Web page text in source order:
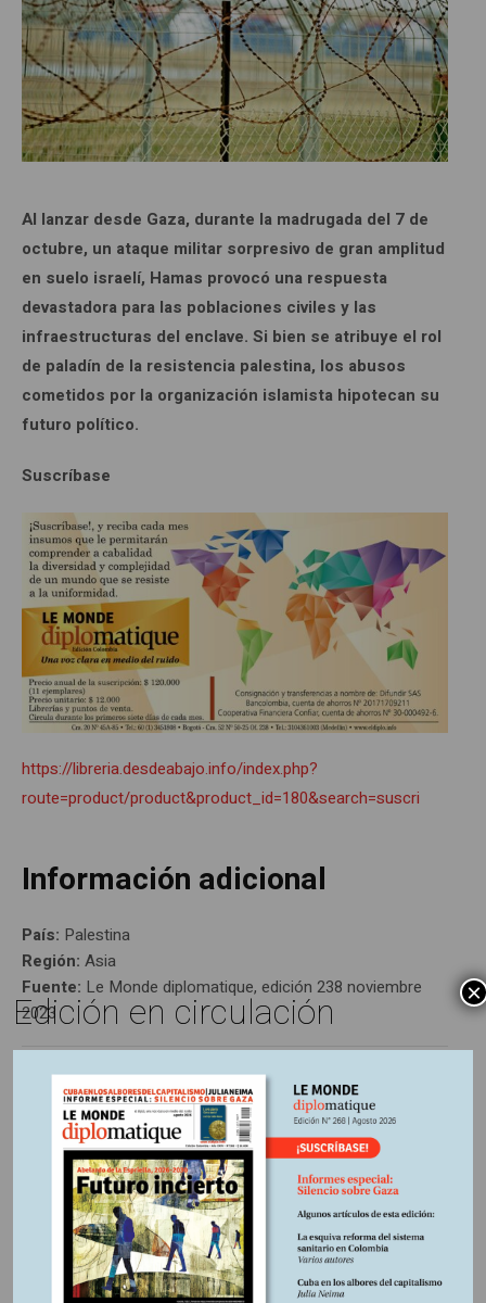
Al lanzar desde Gaza, durante la madrugada del 7 de
octubre, un ataque militar sorpresivo de gran amplitud
en suelo israelí, Hamas provocó una respuesta
devastadora para las poblaciones civiles y las
infraestructuras del enclave. Si bien se atribuye el rol
de paladín de la resistencia palestina, los abusos
cometidos por la organización islamista hipotecan su
futuro político.
Suscríbase
https://libreria.desdeabajo.info/index.php?
route=product/product&product_id=180&search=suscri
Información adicional
País: Palestina
Región: Asia
Fuente: Le Monde diplomatique, edición 238 noviembre
2023
Otros Artículos
LIBROS RESEÑADOS SIN CATEGORÍA
Edición en circulación ×